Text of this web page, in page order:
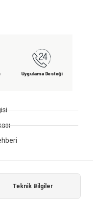
Uygulama Desteği
Teknik Bilgiler